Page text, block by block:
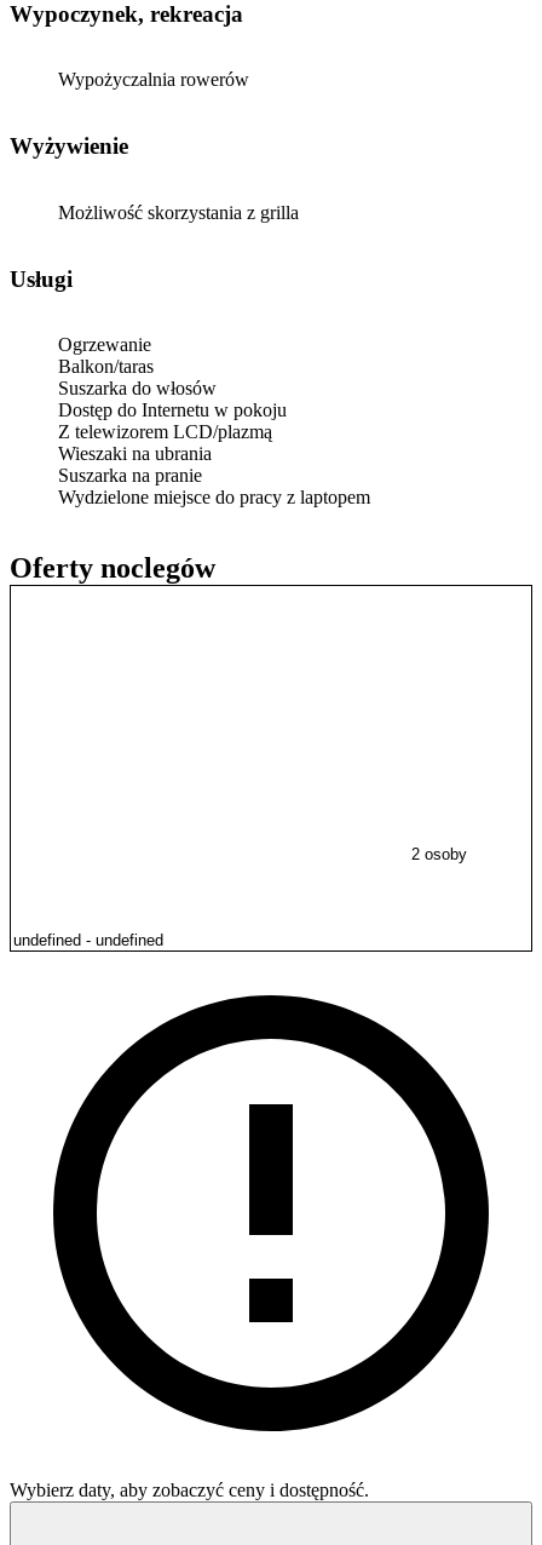
Oferty noclegów
2 osoby
Wybierz daty, aby zobaczyć ceny i dostępność.
Wypoczynek, rekreacja
Wypożyczalnia rowerów
Wyżywienie
Możliwość skorzystania z grilla
Usługi
Ogrzewanie
Balkon/taras
Suszarka do włosów
Dostęp do Internetu w pokoju
Z telewizorem LCD/plazmą
Wieszaki na ubrania
Suszarka na pranie
Wydzielone miejsce do pracy z laptopem